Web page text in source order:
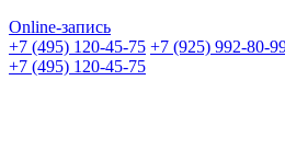
Online-запись
+7 (495) 120-45-75 +7 (925) 992-80-
+7 (495) 120-45-75